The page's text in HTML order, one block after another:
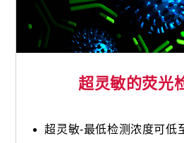
超灵敏的荧光
超灵敏-最低检测浓度可低